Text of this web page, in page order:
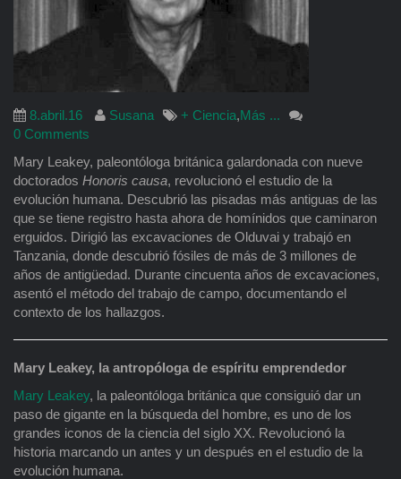
8.abril.16 Susana + Ciencia,Más ...
0 Comments
Mary Leakey, paleontóloga británica galardonada con nueve
doctorados Honoris causa, revolucionó el estudio de la
evolución humana. Descubrió las pisadas más antiguas de las
que se tiene registro hasta ahora de homínidos que caminaron
erguidos. Dirigió las excavaciones de Olduvai y trabajó en
Tanzania, donde descubrió fósiles de más de 3 millones de
años de antigüedad. Durante cincuenta años de excavaciones,
asentó el método del trabajo de campo, documentando el
contexto de los hallazgos.
Mary Leakey, la antropóloga de espíritu emprendedor
Mary Leakey, la paleontóloga británica que consiguió dar un
paso de gigante en la búsqueda del hombre, es uno de los
grandes iconos de la ciencia del siglo XX. Revolucionó la
historia marcando un antes y un después en el estudio de la
evolución humana.